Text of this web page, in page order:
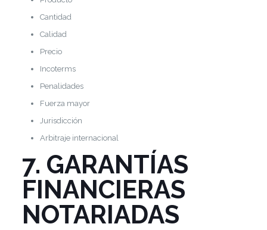
Cantidad
Calidad
Precio
Incoterms
Penalidades
Fuerza mayor
Jurisdicción
Arbitraje internacional
7. GARANTÍAS
FINANCIERAS
NOTARIADAS